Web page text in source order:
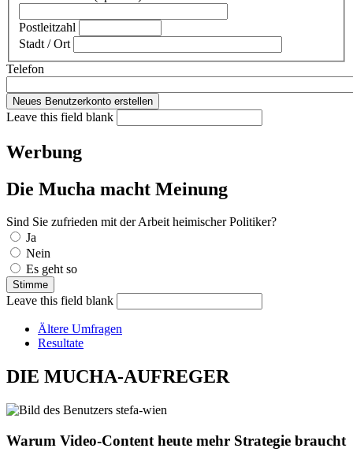
Postleitzahl
Stadt / Ort
Telefon
Leave this field blank
Werbung
Die Mucha macht Meinung
Sind Sie zufrieden mit der Arbeit heimischer Politiker?
Auswahlmöglichkeiten
Ja
Nein
Es geht so
Leave this field blank
Ältere Umfragen
Resultate
DIE MUCHA-AUFREGER
Warum Video-Content heute mehr Strategie braucht